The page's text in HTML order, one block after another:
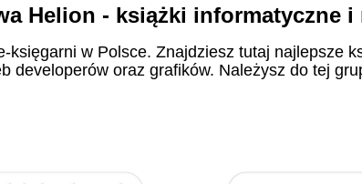
Helion - książki informatyczne
w Polsce. Znajdziesz tutaj najlepsze
developerów oraz grafików. Należysz do tej